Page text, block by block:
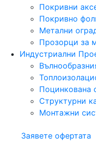
Покривни
Покривно
Метални
Прозорци за
Индустриални
Поцинкована
Структурни
Монтажни
Заявете офертата